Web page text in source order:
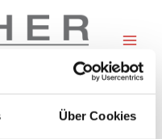
Über Cookies